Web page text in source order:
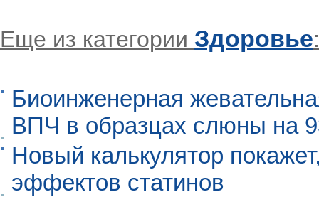
Еще из категории Здоровье:
Биоинженерная
ВПЧ в образцах слюны на
Новый калькулятор
эффектов статинов